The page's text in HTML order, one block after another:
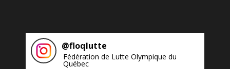
@floqlutte
Fédération de Lutte Olympique du
Québec